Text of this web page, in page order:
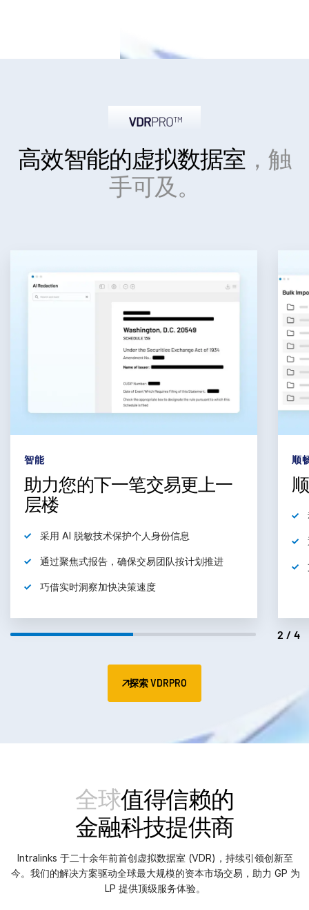
高效智能的虚拟数据室 ，触
手可及。
智能
助力您的下一笔交易更上一
层楼
采用 AI 脱敏技术保护个人身份信息
通过聚焦式报告， 确保交易团队按计划推进
巧借实时洞察加快决策速度
顺
2/4
探索 VDRPRO
全球值得信赖的
金融科技提供商
Intralinks 于二十余年前首创虚拟数据室 (VDR)，持续引领创新至
今。我们的解决方案驱动全球最大规模的资本市场交易，助力 GP 为
LP 提供顶级服务体验。